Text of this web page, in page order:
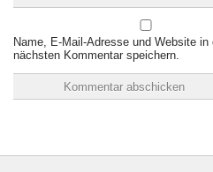
Name, E-Mail-Adresse und Website
nächsten Kommentar speichern.